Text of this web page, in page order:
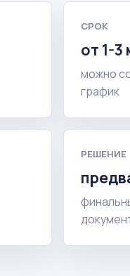
СРОК
от 1-
можно
график
РЕШЕНИЕ